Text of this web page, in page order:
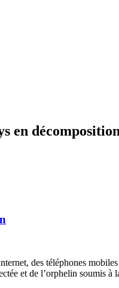
en
des téléphones
et de l’orphelin soumis